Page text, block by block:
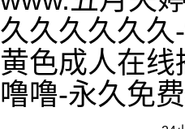
久久久久久
黄色成人在
噜噜-永久免